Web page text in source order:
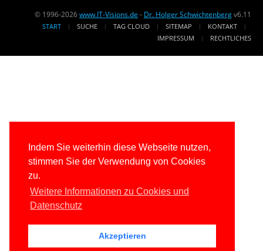
Indem Sie weiterhin diese Webseite nutzen,
stimmen Sie der Verwendung von Cookies
zu.
Weitere Informationen zu Cookies und
Datenschutz
Akzeptieren
© 1996-2026www.IT-Visions.de - Dr. Holger Schwichtenbergv6.11
START SUCHE TAG CLOUD SITEMAP
KONTAKT
IMPRESSUM
RECHTLICHES